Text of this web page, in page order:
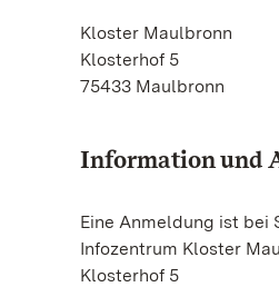
Kloster Maulbronn
Klosterhof 5
75433 Maulbronn
Information und
Eine Anmeldung ist bei
Infozentrum Kloster
Klosterhof 5